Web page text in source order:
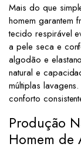
Mais do que
homem garantem
tecido respirável
a pele seca e
algodão e
natural e
múltiplas
conforto
Produção
Homem de